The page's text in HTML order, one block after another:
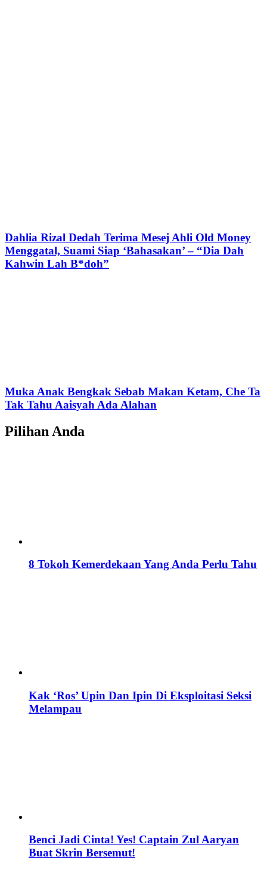
Dahlia Rizal Dedah Terima Mesej Ahli Old Money
Menggatal, Suami Siap ‘Bahasakan’ – “Dia Dah
Kahwin Lah B*doh”
Muka Anak Bengkak Sebab Makan Ketam, Che Ta
Tak Tahu Aaisyah Ada Alahan
Pilihan Anda
8 Tokoh Kemerdekaan Yang Anda Perlu Tahu
Kak ‘Ros’ Upin Dan Ipin Di Eksploitasi Seksi
Melampau
Benci Jadi Cinta! Yes! Captain Zul Aaryan
Buat Skrin Bersemut!